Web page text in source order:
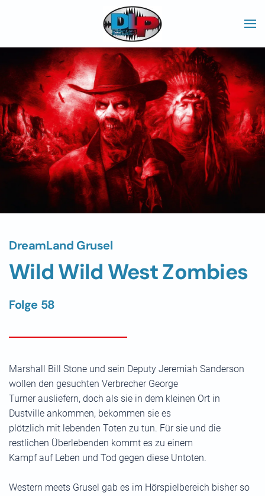
Skip to main content
DreamLand Grusel
Wild Wild West Zombies
Folge 58
Marshall Bill Stone und sein Deputy Jeremiah Sanderson
wollen den gesuchten Verbrecher George
Turner ausliefern, doch als sie in dem kleinen Ort in
Dustville ankommen, bekommen sie es
plötzlich mit lebenden Toten zu tun. Für sie und die
restlichen Überlebenden kommt es zu einem
Kampf auf Leben und Tod gegen diese Untoten.
Western meets Grusel gab es im Hörspielbereich bisher so